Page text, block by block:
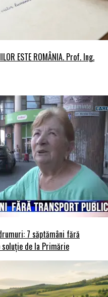
ESTE ROMÂNIA. Prof. Ing.
7 săptămâni fără
de la Primărie